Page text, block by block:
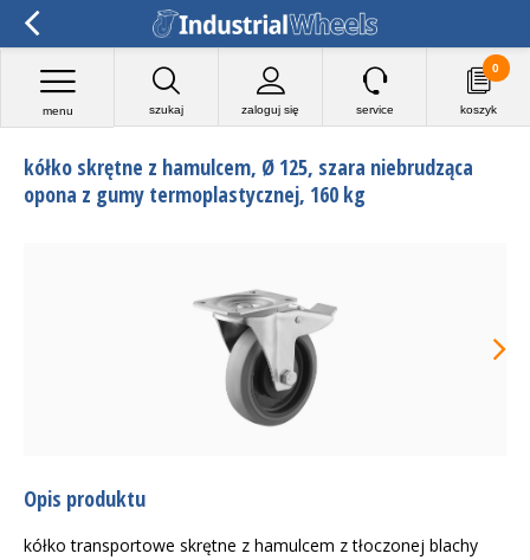
szukaj zaloguj się
menu service koszyk
0
kółko skrętne z hamulcem, Ø 125, szara niebrudząca
opona z gumy termoplastycznej, 160 kg
Opis produktu
kółko transportowe skrętne z hamulcem z tłoczonej blachy